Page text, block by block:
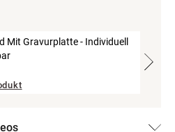
Mit Gravurplatte - Individuell